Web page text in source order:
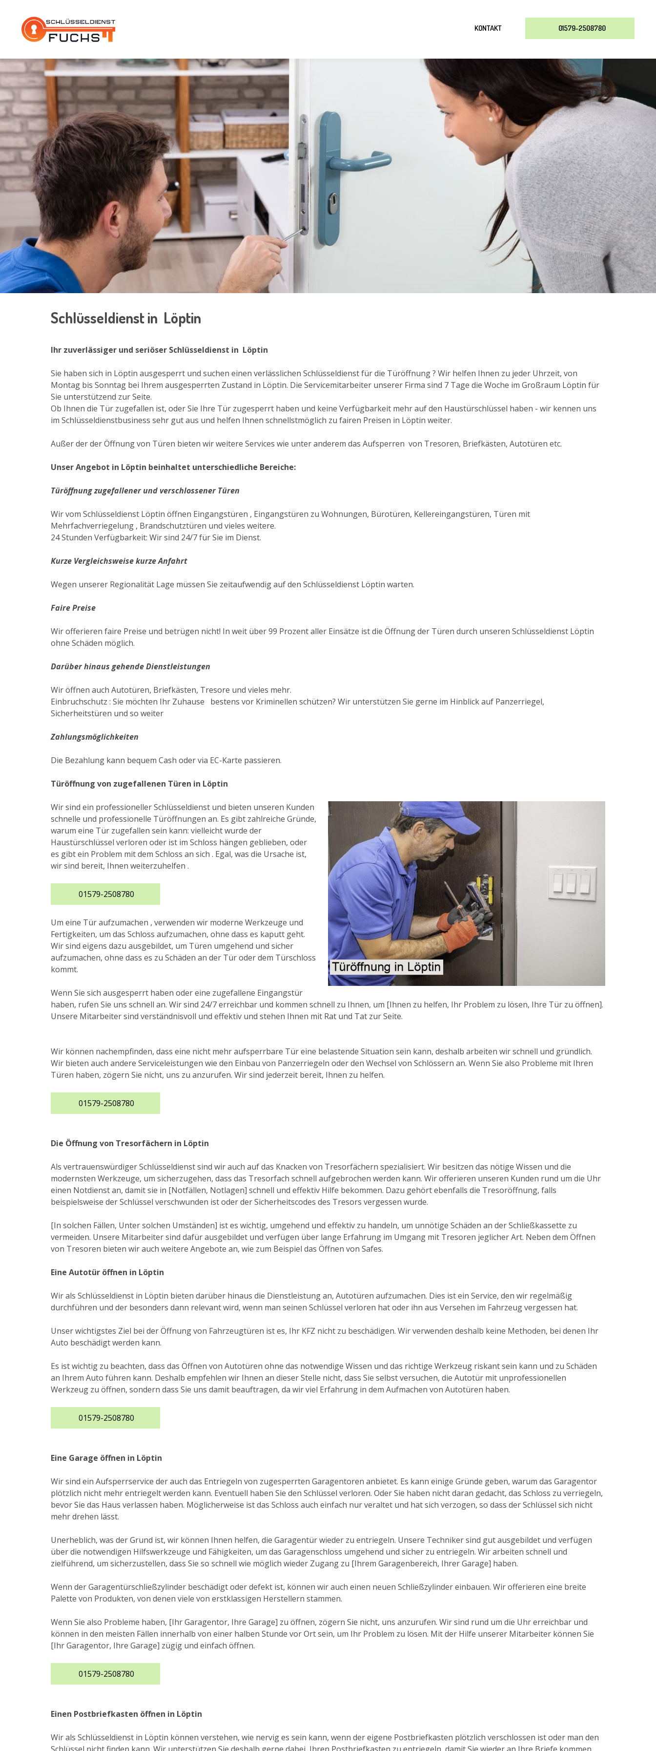
KONTAKT 01579-2508780
Schlüsseldienst in Löptin
Ihr zuverlässiger und seriöser Schlüsseldienst in Löptin
Sie haben sich in Löptin ausgesperrt und suchen einen verlässlichen Schlüsseldienst für die Türöffnung ? Wir helfen Ihnen zu jeder Uhrzeit, von
Montag bis Sonntag bei Ihrem ausgesperrten Zustand in Löptin. Die Servicemitarbeiter unserer Firma sind 7 Tage die Woche im Großraum Löptin für
Sie unterstützend zur Seite.
Ob Ihnen die Tür zugefallen ist, oder Sie Ihre Tür zugesperrt haben und keine Verfügbarkeit mehr auf den Haustürschlüssel haben - wir kennen uns
im Schlüsseldienstbusiness sehr gut aus und helfen Ihnen schnellstmöglich zu fairen Preisen in Löptin weiter.
Außer der der Öffnung von Türen bieten wir weitere Services wie unter anderem das Aufsperren von Tresoren, Briefkästen, Autotüren etc.
Unser Angebot in Löptin beinhaltet unterschiedliche Bereiche:
Türöffnung zugefallener und verschlossener Türen
Wir vom Schlüsseldienst Löptin öffnen Eingangstüren , Eingangstüren zu Wohnungen, Bürotüren, Kellereingangstüren, Türen mit
Mehrfachverriegelung , Brandschutztüren und vieles weitere.
24 Stunden Verfügbarkeit: Wir sind 24/7 für Sie im Dienst.
Kurze Vergleichsweise kurze Anfahrt
Wegen unserer Regionalität Lage müssen Sie zeitaufwendig auf den Schlüsseldienst Löptin warten.
Faire Preise
Wir offerieren faire Preise und betrügen nicht! In weit über 99 Prozent aller Einsätze ist die Öffnung der Türen durch unseren Schlüsseldienst Löptin
ohne Schäden möglich.
Darüber hinaus gehende Dienstleistungen
Wir öffnen auch Autotüren, Briefkästen, Tresore und vieles mehr.
Einbruchschutz : Sie möchten Ihr Zuhause bestens vor Kriminellen schützen? Wir unterstützen Sie gerne im Hinblick auf Panzerriegel,
Sicherheitstüren und so weiter
Zahlungsmöglichkeiten
Die Bezahlung kann bequem Cash oder via EC-Karte passieren.
Türöffnung von zugefallenen Türen in Löptin
Wir sind ein professioneller Schlüsseldienst und bieten unseren Kunden
schnelle und professionelle Türöffnungen an. Es gibt zahlreiche Gründe,
warum eine Tür zugefallen sein kann: vielleicht wurde der
Haustürschlüssel verloren oder ist im Schloss hängen geblieben, oder
es gibt ein Problem mit dem Schloss an sich . Egal, was die Ursache ist,
wir sind bereit, Ihnen weiterzuhelfen .
01579-2508780
Um eine Tür aufzumachen , verwenden wir moderne Werkzeuge und
Fertigkeiten, um das Schloss aufzumachen, ohne dass es kaputt geht.
Wir sind eigens dazu ausgebildet, um Türen umgehend und sicher
aufzumachen, ohne dass es zu Schäden an der Tür oder dem Türschloss
kommt.
Wenn Sie sich ausgesperrt haben oder eine zugefallene Eingangstür
haben, rufen Sie uns schnell an. Wir sind 24/7 erreichbar und kommen schnell zu Ihnen, um [Ihnen zu helfen, Ihr Problem zu lösen, Ihre Tür zu öffnen].
Unsere Mitarbeiter sind verständnisvoll und effektiv und stehen Ihnen mit Rat und Tat zur Seite.
Wir können nachempfinden, dass eine nicht mehr aufsperrbare Tür eine belastende Situation sein kann, deshalb arbeiten wir schnell und gründlich.
Wir bieten auch andere Serviceleistungen wie den Einbau von Panzerriegeln oder den Wechsel von Schlössern an. Wenn Sie also Probleme mit Ihren
Türen haben, zögern Sie nicht, uns zu anzurufen. Wir sind jederzeit bereit, Ihnen zu helfen.
01579-2508780
Die Öffnung von Tresorfächern in Löptin
Als vertrauenswürdiger Schlüsseldienst sind wir auch auf das Knacken von Tresorfächern spezialisiert. Wir besitzen das nötige Wissen und die
modernsten Werkzeuge, um sicherzugehen, dass das Tresorfach schnell aufgebrochen werden kann. Wir offerieren unseren Kunden rund um die Uhr
einen Notdienst an, damit sie in [Notfällen, Notlagen] schnell und effektiv Hilfe bekommen. Dazu gehört ebenfalls die Tresoröffnung, falls
beispielsweise der Schlüssel verschwunden ist oder der Sicherheitscodes des Tresors vergessen wurde.
[In solchen Fällen, Unter solchen Umständen] ist es wichtig, umgehend und effektiv zu handeln, um unnötige Schäden an der Schließkassette zu
vermeiden. Unsere Mitarbeiter sind dafür ausgebildet und verfügen über lange Erfahrung im Umgang mit Tresoren jeglicher Art. Neben dem Öffnen
von Tresoren bieten wir auch weitere Angebote an, wie zum Beispiel das Öffnen von Safes.
Eine Autotür öffnen in Löptin
Wir als Schlüsseldienst in Löptin bieten darüber hinaus die Dienstleistung an, Autotüren aufzumachen. Dies ist ein Service, den wir regelmäßig
durchführen und der besonders dann relevant wird, wenn man seinen Schlüssel verloren hat oder ihn aus Versehen im Fahrzeug vergessen hat.
Unser wichtigstes Ziel bei der Öffnung von Fahrzeugtüren ist es, Ihr KFZ nicht zu beschädigen. Wir verwenden deshalb keine Methoden, bei denen Ihr
Auto beschädigt werden kann.
Es ist wichtig zu beachten, dass das Öffnen von Autotüren ohne das notwendige Wissen und das richtige Werkzeug riskant sein kann und zu Schäden
an Ihrem Auto führen kann. Deshalb empfehlen wir Ihnen an dieser Stelle nicht, dass Sie selbst versuchen, die Autotür mit unprofessionellen
Werkzeug zu öffnen, sondern dass Sie uns damit beauftragen, da wir viel Erfahrung in dem Aufmachen von Autotüren haben.
01579-2508780
Eine Garage öffnen in Löptin
Wir sind ein Aufsperrservice der auch das Entriegeln von zugesperrten Garagentoren anbietet. Es kann einige Gründe geben, warum das Garagentor
plötzlich nicht mehr entriegelt werden kann. Eventuell haben Sie den Schlüssel verloren. Oder Sie haben nicht daran gedacht, das Schloss zu verriegeln,
bevor Sie das Haus verlassen haben. Möglicherweise ist das Schloss auch einfach nur veraltet und hat sich verzogen, so dass der Schlüssel sich nicht
mehr drehen lässt.
Unerheblich, was der Grund ist, wir können Ihnen helfen, die Garagentür wieder zu entriegeln. Unsere Techniker sind gut ausgebildet und verfügen
über die notwendigen Hilfswerkzeuge und Fähigkeiten, um das Garagenschloss umgehend und sicher zu entriegeln. Wir arbeiten schnell und
zielführend, um sicherzustellen, dass Sie so schnell wie möglich wieder Zugang zu [Ihrem Garagenbereich, Ihrer Garage] haben.
Wenn der Garagentürschließzylinder beschädigt oder defekt ist, können wir auch einen neuen Schließzylinder einbauen. Wir offerieren eine breite
Palette von Produkten, von denen viele von erstklassigen Herstellern stammen.
Wenn Sie also Probleme haben, [Ihr Garagentor, Ihre Garage] zu öffnen, zögern Sie nicht, uns anzurufen. Wir sind rund um die Uhr erreichbar und
können in den meisten Fällen innerhalb von einer halben Stunde vor Ort sein, um Ihr Problem zu lösen. Mit der Hilfe unserer Mitarbeiter können Sie
[Ihr Garagentor, Ihre Garage] zügig und einfach öffnen.
01579-2508780
Einen Postbriefkasten öffnen in Löptin
Wir als Schlüsseldienst in Löptin können verstehen, wie nervig es sein kann, wenn der eigene Postbriefkasten plötzlich verschlossen ist oder man den